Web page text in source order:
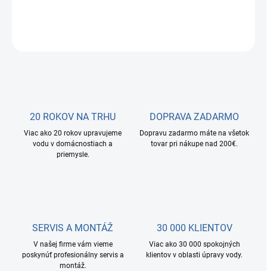
20 ROKOV NA TRHU
Viac ako 20 rokov upravujeme
vodu v domácnostiach a
priemysle.
DOPRAVA ZADARMO
Dopravu zadarmo máte na všetok
tovar pri nákupe nad 200€.
SERVIS A MONTÁŽ
V našej firme vám vieme
poskynúť profesionálny servis a
montáž.
30 000 KLIENTOV
Viac ako 30 000 spokojných
klientov v oblasti úpravy vody.